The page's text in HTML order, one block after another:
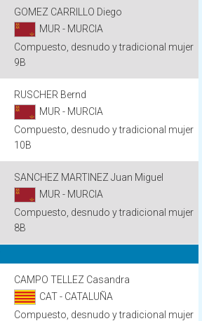
GOMEZ CARRILLO Diego
MUR - MURCIA
Compuesto, desnudo y tradicional mujer
9B
RUSCHER Bernd
MUR - MURCIA
Compuesto, desnudo y tradicional mujer
10B
SANCHEZ MARTINEZ Juan Miguel
MUR - MURCIA
Compuesto, desnudo y tradicional mujer
8B
CAMPO TELLEZ Casandra
CAT - CATALUÑA
Compuesto, desnudo y tradicional mujer